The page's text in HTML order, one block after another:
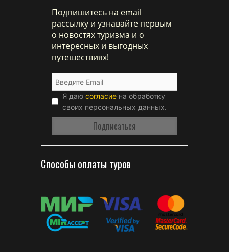
Подпишитесь на email
рассылку и узнавайте первым
о новостях туризма и о
интересных и выгодных
путешествиях!
Я даю согласие на обработку
своих персональных данных.
Способы оплаты туров